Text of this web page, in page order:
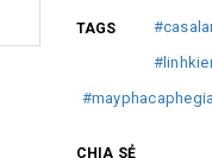
TAGS
CHIA SẺ